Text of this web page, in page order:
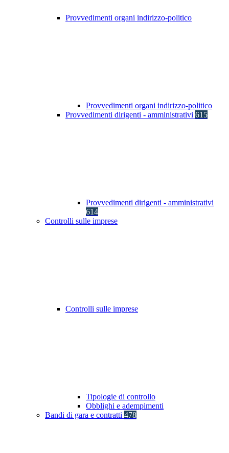
Provvedimenti organi indirizzo-politico
Provvedimenti organi indirizzo-politico
Provvedimenti dirigenti - amministrativi 615
Provvedimenti dirigenti - amministrativi
614
Controlli sulle imprese
Controlli sulle imprese
Tipologie di controllo
Obblighi e adempimenti
Bandi di gara e contratti 478